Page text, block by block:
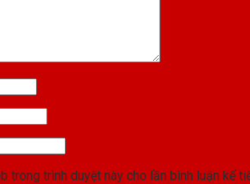
trong trình duyệt này cho lần bình luận kế